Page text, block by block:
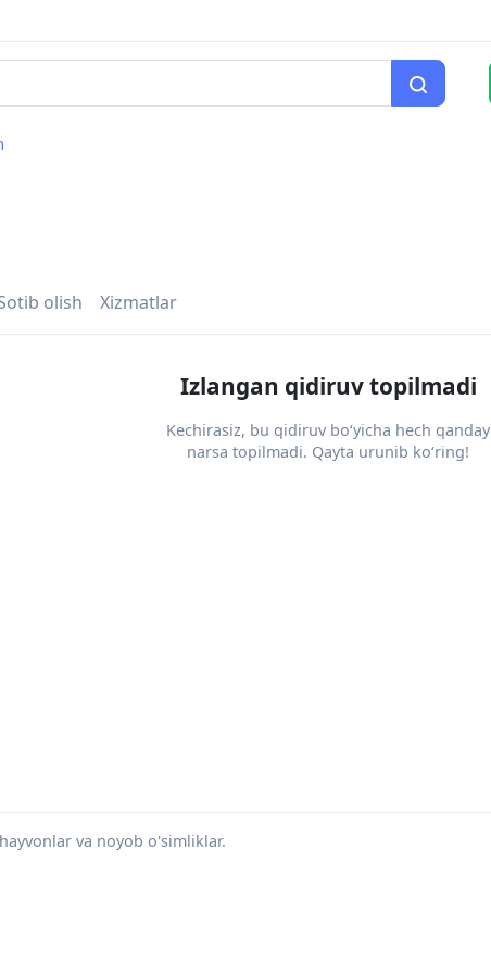
olish Xizmatlar
Izlangan qidiruv topilmadi
Kechirasiz, bu qidiruv bo‘yicha hech qanday
narsa topilmadi. Qayta urunib ko‘ring!
va noyob o'simliklar.